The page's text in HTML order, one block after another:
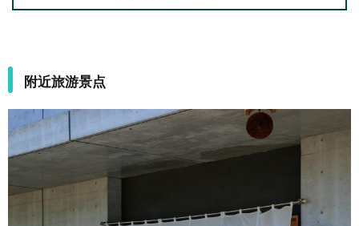
附近旅游景点